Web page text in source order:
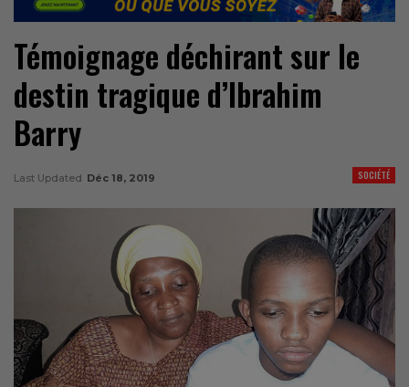
Témoignage déchirant sur le
destin tragique d’Ibrahim
Barry
SOCIÉTÉ
Last Updated Déc 18, 2019